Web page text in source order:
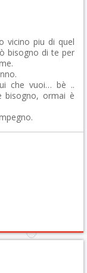
vicino piu di quel
bisogno di te per
che vuoi… bè ..
bisogno, ormai è